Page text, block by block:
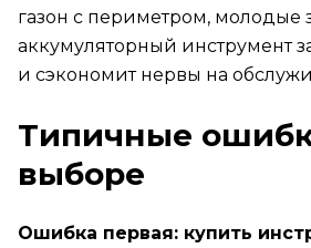
газон с периметром, молодые
аккумуляторный инструмент
и сэкономит нервы на
Типичные
выборе
Ошибка первая: купить